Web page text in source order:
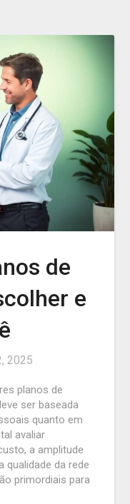
de
e
2025
planos de
ser baseada
quanto em
avaliar
a amplitude
qualidade da rede
primordiais para